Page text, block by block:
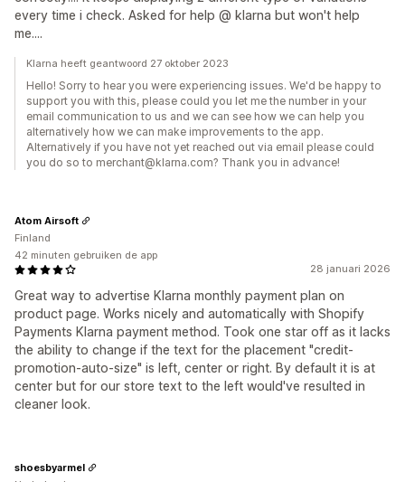
every time i check. Asked for help @ klarna but won't help
me....
Klarna heeft geantwoord 27 oktober 2023
Hello! Sorry to hear you were experiencing issues. We'd be happy to
support you with this, please could you let me the number in your
email communication to us and we can see how we can help you
alternatively how we can make improvements to the app.
Alternatively if you have not yet reached out via email please could
you do so to merchant@klarna.com? Thank you in advance!
28 januari 2026
Great way to advertise Klarna monthly payment plan on
product page. Works nicely and automatically with Shopify
Payments Klarna payment method. Took one star off as it lacks
the ability to change if the text for the placement "credit-
promotion-auto-size" is left, center or right. By default it is at
center but for our store text to the left would've resulted in
cleaner look.
Atom Airsoft
Finland
42 minuten gebruiken de app
shoesbyarmel